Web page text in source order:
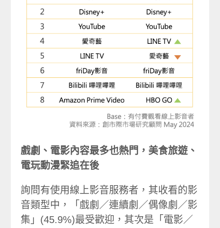
戲劇、電影內容最多也熱門，美食旅遊、
電玩動漫緊追在後
詢問有使用線上影音服務者，其收看的影
音類型中，「戲劇／連續劇／偶像劇／影
集」(45.9%)最受歡迎，其次是「電影／